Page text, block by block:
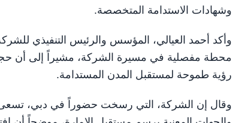
وشهادات الاستدامة المتخصصة.
وأكد أحمد العيالي، المؤسس والرئيس التنفيذي
محطة مفصلية في مسيرة الشركة، مشيراً إلى أن حجم
رؤية طموحة لمستقبل المدن المستدامة.
وقال إن الشركة، التي رسخت حضوراً في دبي، تسعى